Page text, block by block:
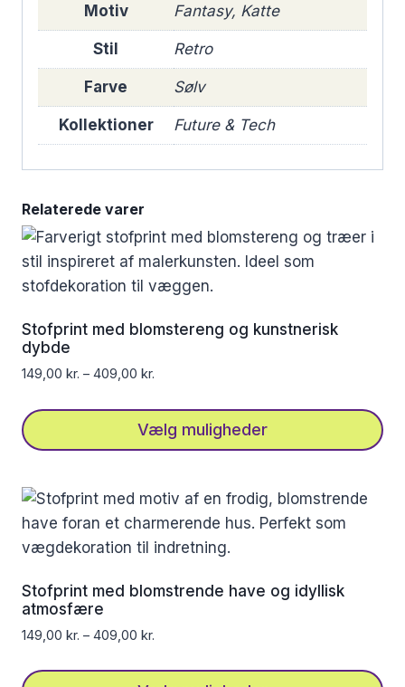
Motiv Fantasy, Katte
Stil Retro
Farve Sølv
Kollektioner Future & Tech
Relaterede varer
Stofprint med blomstereng og kunstnerisk
dybde
149,00 kr. – 409,00 kr.
Vælg muligheder
vare
har
flere
varianter.
Mulighederne
kan
vælges
varesiden
Stofprint med blomstrende have og idyllisk
atmosfære
149,00 kr. – 409,00 kr.